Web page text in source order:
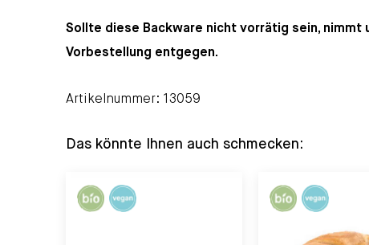
Sollte diese Backware nicht vorrätig sein, nimmt
Vorbestellung entgegen.
Artikelnummer: 13059
Das könnte Ihnen auch schmecken: